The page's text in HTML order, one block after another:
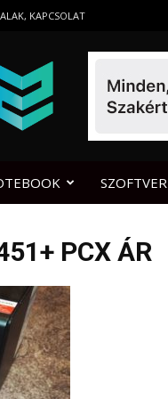
KAPCSOLAT
SZOFTVER
PCX ÁR